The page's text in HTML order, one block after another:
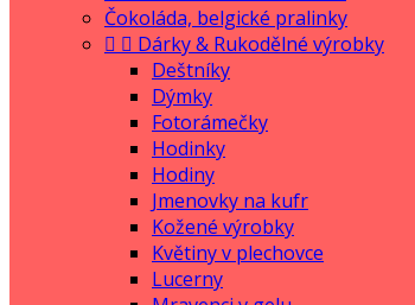
Čokoláda, belgické pralinky
  Dárky & Rukodělné výrobky
Deštníky
Dýmky
Fotorámečky
Hodinky
Hodiny
Jmenovky na kufr
Kožené výrobky
Květiny v plechovce
Lucerny